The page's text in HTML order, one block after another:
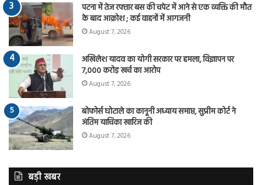
पटना में तेज रफ्तार बस की चपेट में आने से एक व्यक्ति की मौत
के बाद आक्रोश ; कई वाहनों में आगजनी
August 7, 2026
अखिलेश यादव का योगी सरकार पर हमला, विज्ञापन पर
7,000 करोड़ खर्च का आरोप
August 7, 2026
बोफोर्स घोटाले का कानूनी अध्याय समाप्त, सुप्रीम कोर्ट ने
अंतिम याचिका खारिज की
August 7, 2026
बड़ी खबर